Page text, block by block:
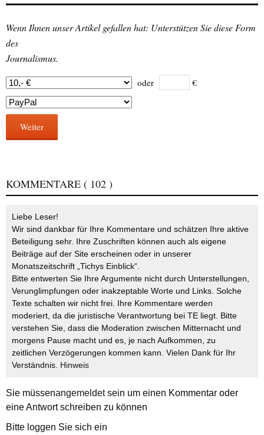
Wenn Ihnen unser Artikel gefallen hat: Unterstützen Sie diese Form
des
Journalismus.
oder €
Weiter
KOMMENTARE ( 102 )
Liebe Leser!
Wir sind dankbar für Ihre Kommentare und schätzen Ihre aktive
Beteiligung sehr. Ihre Zuschriften können auch als eigene
Beiträge auf der Site erscheinen oder in unserer
Monatszeitschrift „Tichys Einblick“.
Bitte entwerten Sie Ihre Argumente nicht durch Unterstellungen,
Verunglimpfungen oder inakzeptable Worte und Links. Solche
Texte schalten wir nicht frei. Ihre Kommentare werden
moderiert, da die juristische Verantwortung bei TE liegt. Bitte
verstehen Sie, dass die Moderation zwischen Mitternacht und
morgens Pause macht und es, je nach Aufkommen, zu
zeitlichen Verzögerungen kommen kann. Vielen Dank für Ihr
Verständnis. Hinweis
Sie müssenangemeldetsein um einen Kommentar oder
eine Antwort schreiben zu können
Bitte loggen Sie sich ein